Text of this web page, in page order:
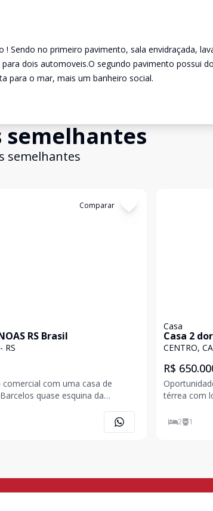
! Sendo no primeiro pavimento, sala envidraçada,
para dois automoveis.O segundo pavimento possui
para o mar, mais um banheiro social.
semelhantes
semelhantes
Comparar
RS Brasil
RS
com uma casa de
quase esquina da
sendo 11m de frente por
- Agende visita com corretora
Casa
Casa 2
CENTRO,
R$
Oportunidade no
térrea com
regiões da cidade.
2 1